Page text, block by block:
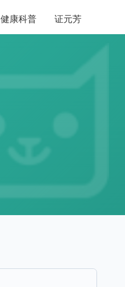
健康科普 证元芳